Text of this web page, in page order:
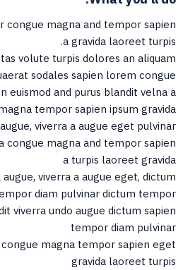
congue magna and tempor sapien
a gravida laoreet turpis.
volute turpis dolores an aliquam
sodales sapien lorem congue.
euismod and purus blandit velna a
tempor sapien ipsum gravida
viverra a augue eget pulvinar
congue magna and tempor sapien
a turpis laoreet gravida
viverra a augue eget, dictum
diam pulvinar dictum tempor.
viverra undo augue dictum sapien
tempor diam pulvinar
magna tempor sapien eget
gravida laoreet turpis